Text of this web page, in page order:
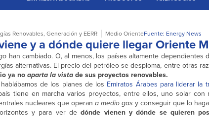
Renovables, Generación y EERR Medio OrienteFuente: Energy News
y a dónde quiere llegar Oriente
han cambiado. O, al menos, los países altamente dependientes
alternativas. El precio del petróleo se desploma, entre otras
ya noaparta la vistade sus proyectos renovables.
de los planes de los Emiratos Árabes para liderar la
tiene en marcha varios proyectos, entre ellos, uno solar
nucleares que operan a medio gas y conseguir que lo
y para ver de dónde vienen y dónde se quieren